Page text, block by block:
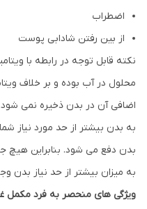
اضطراب
از بین رفتن شادابی پوست
محلول در آب بوده و بر خلاف
به بدن بیشتر از حد مورد نیاز شما
بدن دفع می شود. بنابراین هیچ
به میزان بیشتر از حد نیاز بدن
ویژگی های منحصر به فرد مکمل غذایی ب 12